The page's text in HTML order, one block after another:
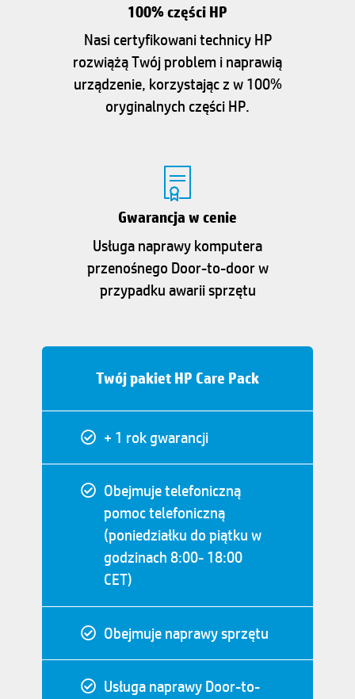
100% części HP
Nasi certyfikowani technicy HP
rozwiążą Twój problem i naprawią
urządzenie, korzystając z w 100%
oryginalnych części HP.
Gwarancja w cenie
Usługa naprawy komputera
przenośnego Door-to-door w
przypadku awarii sprzętu
Twój pakiet HP Care Pack
+ 1 rok gwarancji
Obejmuje telefoniczną
pomoc telefoniczną
(poniedziałku do piątku w
godzinach 8:00- 18:00
CET)
Obejmuje naprawy sprzętu
Usługa naprawy Door-to-